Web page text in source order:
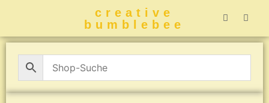
creative
bumblebee